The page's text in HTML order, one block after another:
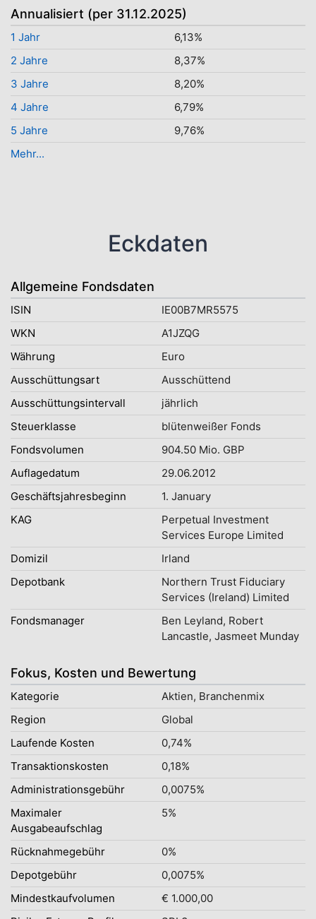
Annualisiert (per 31.12.2025)
1 Jahr
6,13%
2 Jahre
8,37%
3 Jahre
8,20%
4 Jahre
6,79%
5 Jahre
9,76%
Mehr...
Eckdaten
Allgemeine Fondsdaten
ISIN
IE00B7MR5575
WKN
A1JZQG
Währung
Euro
Ausschüttungsart
Ausschüttend
Ausschüttungsintervall
jährlich
Steuerklasse
blütenweißer Fonds
Fondsvolumen
904.50 Mio. GBP
Auflagedatum
29.06.2012
Geschäftsjahresbeginn
1. January
KAG
Perpetual Investment
Services Europe Limited
Domizil
Irland
Depotbank
Northern Trust Fiduciary
Services (Ireland) Limited
Fondsmanager
Ben Leyland, Robert
Lancastle, Jasmeet Munday
Fokus, Kosten und Bewertung
Kategorie
Aktien, Branchenmix
Region
Global
Laufende Kosten
0,74%
Transaktionskosten
0,18%
Administrationsgebühr
0,0075%
Maximaler
Ausgabeaufschlag
5%
Rücknahmegebühr
0%
Depotgebühr
0,0075%
Mindestkaufvolumen
€ 1.000,00